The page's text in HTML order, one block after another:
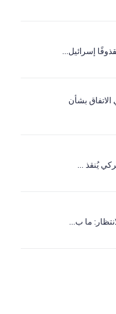
بشأن
يُنقذ ...
ما ب...